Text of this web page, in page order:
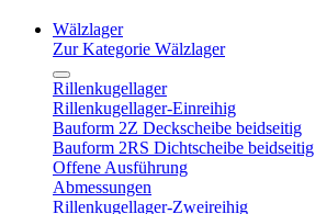
Wälzlager
Zur Kategorie Wälzlager
Rillenkugellager
Rillenkugellager-Einreihig
Bauform 2Z Deckscheibe beidseitig
Bauform 2RS Dichtscheibe beidseitig
Offene Ausführung
Abmessungen
Rillenkugellager-Zweireihig